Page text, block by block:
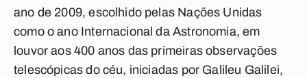
ano de 2009, escolhido pelas Nações Unidas
como o ano Internacional da Astronomia, em
louvor aos 400 anos das primeiras observações
telescópicas do céu, iniciadas por Galileu Galilei,